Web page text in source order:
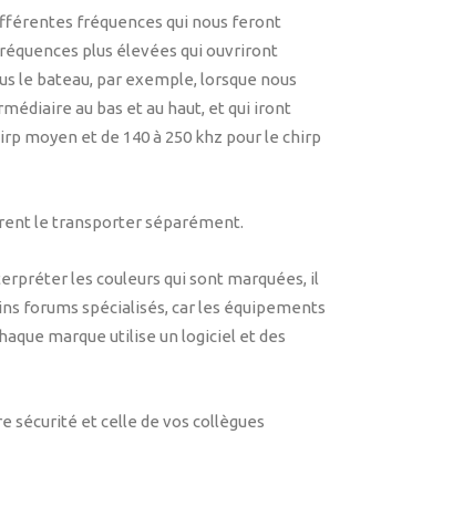
fréquences qui nous feront
plus élevées qui ouvriront
le bateau, par exemple, lorsque nous
au bas et au haut, et qui iront
moyen et de 140 à 250 khz pour le chirp
le transporter séparément.
les couleurs qui sont marquées, il
forums spécialisés, car les équipements
marque utilise un logiciel et des
et celle de vos collègues